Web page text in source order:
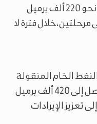
المنقولة عبر خطوط الأنابيب من نحو 220 ألف برميل
على مرحلتين، خلال فترة لا
الخام المنقولة
بالشاحنات إلى الدول المجاورة لتصل إلى 420 ألف برميل
تعزيز الإيرادات